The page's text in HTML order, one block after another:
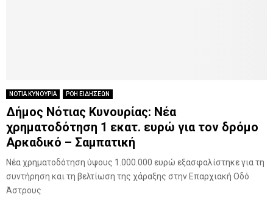
ΝΟΤΙΑ ΚΥΝΟΥΡΙΑ ΡΟΗ ΕΙΔΗΣΕΩΝ
Δήμος Νότιας Κυνουρίας: Νέα
χρηματοδότηση 1 εκατ. ευρώ για τον δρόμο
Αρκαδικό – Σαμπατική
Νέα χρηματοδότηση ύψους 1.000.000 ευρώ εξασφαλίστηκε για τη
συντήρηση και τη βελτίωση της χάραξης στην Επαρχιακή Οδό
Άστρους